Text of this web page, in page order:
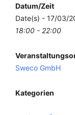
Datum/Zeit
Date(s) - 17/03/
18:00 - 22:00
Sweco GmbH
Kategorien